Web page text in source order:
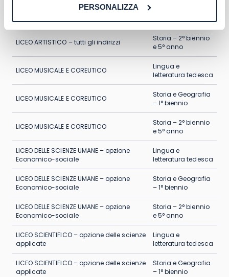
PERSONALIZZA
LICEO ARTISTICO – tutti gli indirizzi
Storia – 2° biennio
e 5° anno
LICEO MUSICALE E COREUTICO
Lingua e
letteratura tedesca
LICEO MUSICALE E COREUTICO
Storia e Geografia
– 1° biennio
LICEO MUSICALE E COREUTICO
Storia – 2° biennio
e 5° anno
LICEO DELLE SCIENZE UMANE – opzione
Economico-sociale
Lingua e
letteratura tedesca
LICEO DELLE SCIENZE UMANE – opzione
Economico-sociale
Storia e Geografia
– 1° biennio
LICEO DELLE SCIENZE UMANE – opzione
Economico-sociale
Storia – 2° biennio
e 5° anno
LICEO SCIENTIFICO – opzione delle scienze
applicate
Lingua e
letteratura tedesca
LICEO SCIENTIFICO – opzione delle scienze
applicate
Storia e Geografia
– 1° biennio